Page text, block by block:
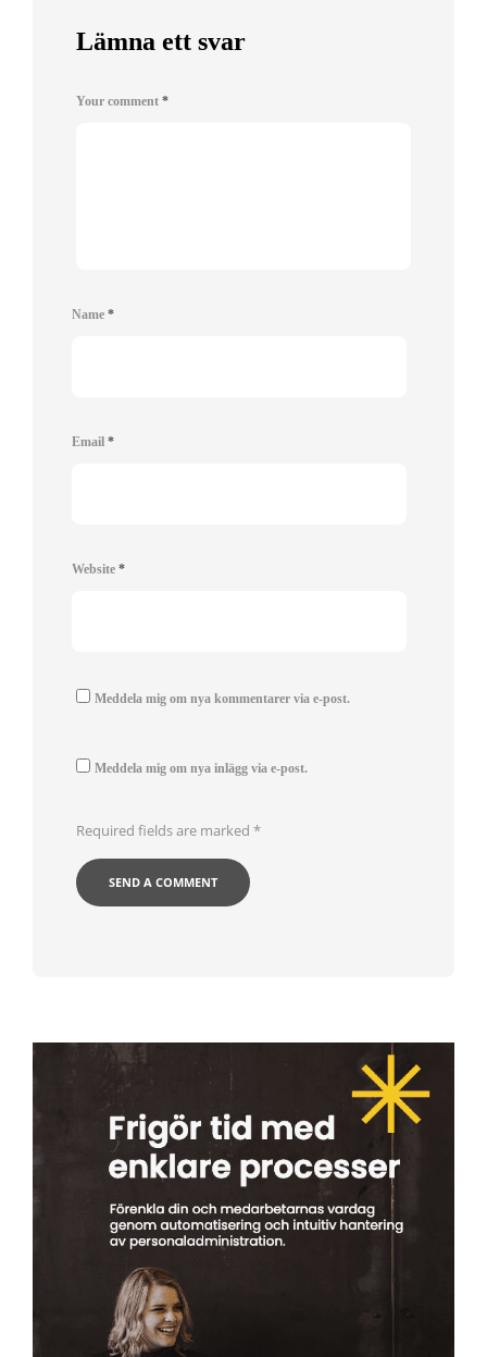
Lämna ett svar
Your comment *
Name *
Email *
Website *
Meddela mig om nya kommentarer via e-post.
Meddela mig om nya inlägg via e-post.
Required fields are marked *